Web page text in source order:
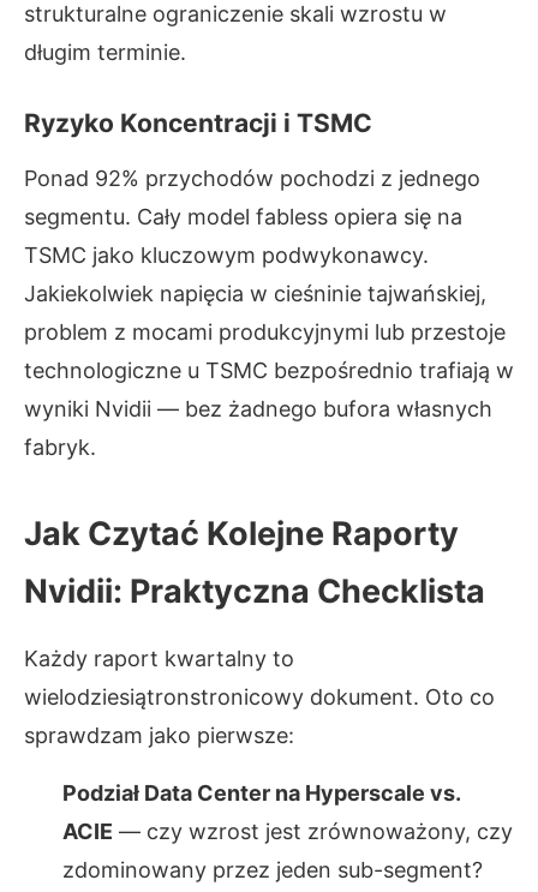
strukturalne ograniczenie skali wzrostu w
długim terminie.
Ryzyko Koncentracji i TSMC
Ponad 92% przychodów pochodzi z jednego
segmentu. Cały model fabless opiera się na
TSMC jako kluczowym podwykonawcy.
Jakiekolwiek napięcia w cieśninie tajwańskiej,
problem z mocami produkcyjnymi lub przestoje
technologiczne u TSMC bezpośrednio trafiają w
wyniki Nvidii — bez żadnego bufora własnych
fabryk.
Jak Czytać Kolejne Raporty
Nvidii: Praktyczna Checklista
Każdy raport kwartalny to
wielodziesiątronstronicowy dokument. Oto co
sprawdzam jako pierwsze:
Podział Data Center na Hyperscale vs.
ACIE — czy wzrost jest zrównoważony, czy
zdominowany przez jeden sub-segment?